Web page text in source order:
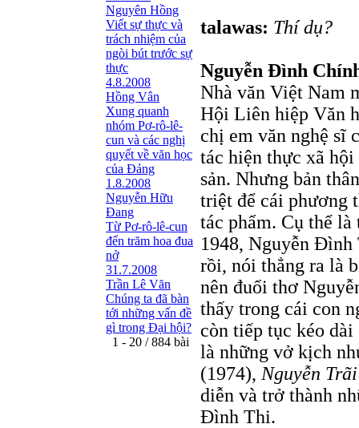
Nguyên Hồng
Viết sự thực và
trách nhiệm của
ngòi bút trước sự
thực
4.8.2008
Hồng Vân
Xung quanh
nhóm Pơ-rô-lê-
cun và các nghị
quyết về văn học
của Đảng
1.8.2008
Nguyễn Hữu
Đang
Từ Pơ-rô-lê-cun
đến trăm hoa đua
nở
31.7.2008
Trần Lê Văn
Chúng ta đã bàn
tới những vấn đề
gì trong Đại hội?
1 - 20 / 884 bài
talawas: Thí dụ?
Nguyễn Đình
Nhà văn Việt Nam
Hội Liên hiệp Văn
chị em văn nghệ sĩ
tác hiện thực xã
sản. Nhưng bản
triệt để cái phương
tác phẩm. Cụ thể
1948, Nguyễn
rồi, nói thẳng ra là
nên đuổi thơ
thấy trong cái con
còn tiếp tục kéo dài
là những vở kịch
(1974), Nguyễn
diễn và trở thành
Đình Thi.